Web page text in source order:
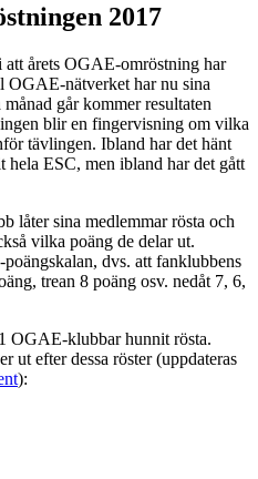
2017
att årets OGAE-omröstning har
OGAE-nätverket har nu sina
går kommer resultaten
blir en fingervisning om vilka
tävlingen. Ibland har det hänt
ESC, men ibland har det gått
låter sina medlemmar rösta och
vilka poäng de delar ut.
dvs. att fanklubbens
trean 8 poäng osv. nedåt 7, 6,
OGAE-klubbar hunnit rösta.
ut efter dessa röster (uppdateras
):